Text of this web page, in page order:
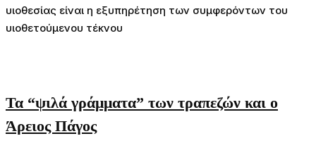
υιοθεσίας είναι η εξυπηρέτηση των συμφερόντων του
υιοθετούμενου τέκνου
Τα “ψιλά γράμματα” των τραπεζών και ο
Άρειος Πάγος